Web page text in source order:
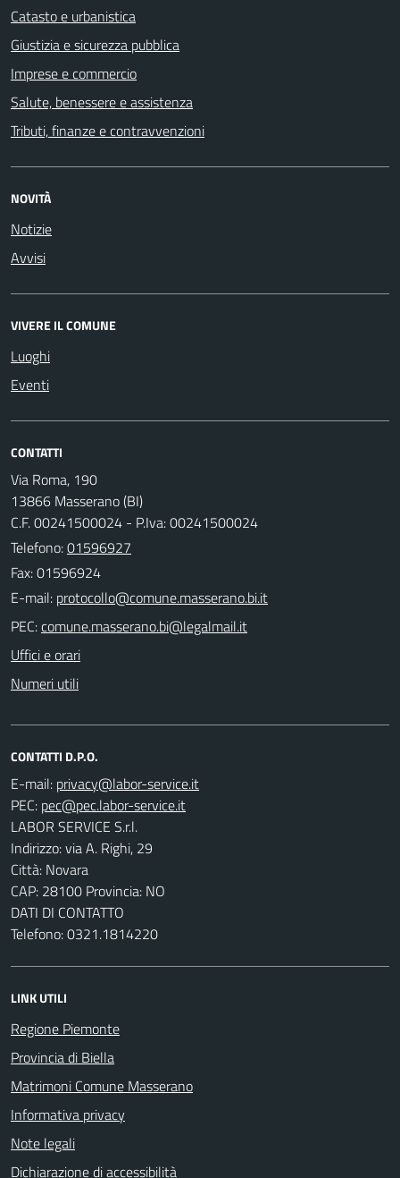
Catasto e urbanistica
Giustizia e sicurezza pubblica
Imprese e commercio
Salute, benessere e assistenza
Tributi, finanze e contravvenzioni
NOVITÀ
Notizie
Avvisi
VIVERE IL COMUNE
Luoghi
Eventi
CONTATTI
Via Roma, 190
13866 Masserano (BI)
C.F. 00241500024 - P.Iva: 00241500024
Telefono:01596927
Fax: 01596924
E-mail:
PEC:
Uffici e orari
Numeri utili
CONTATTI D.P.O.
E-mail:
PEC:
LABOR SERVICE S.r.l.
Indirizzo: via A. Righi, 29
Città: Novara
CAP: 28100 Provincia: NO
DATI DI CONTATTO
Telefono: 0321.1814220
LINK UTILI
Regione Piemonte
Provincia di Biella
Matrimoni Comune Masserano
Informativa privacy
Note legali
Dichiarazione di accessibilità